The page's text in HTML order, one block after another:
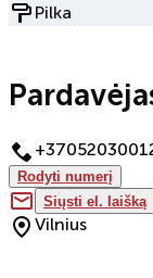
Pilka
Rodyti numerį
Siųsti el. laišką
Vilnius